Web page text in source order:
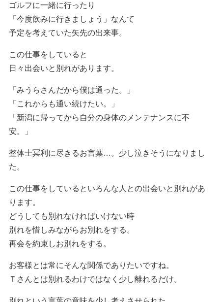
ゴルフに一緒に行ったり
「今度飲みに行きましょう」なんて
予定を考えていた矢先の出来事。
この仕事をしていると
日々出会いと別れがあります。
「みうらさんだから僕は通った。」
「これからも通い続けたい。」
「新潟に帰ってから自分の身体のメンテナンスに不
安。」
整体士冥利に尽きるお言葉…。少し泣きそうになりまし
た。
この仕事をしているといろんな人との出会いと別れがあ
ります。
どうしても別れなければいけない時
別れを惜しみながらお別れをする。
再会を約束しお別れをする。
お客様とは常にそんな関係でありたいですね。
Ｔさんとは別れるわけではなく少し離れるだけ。